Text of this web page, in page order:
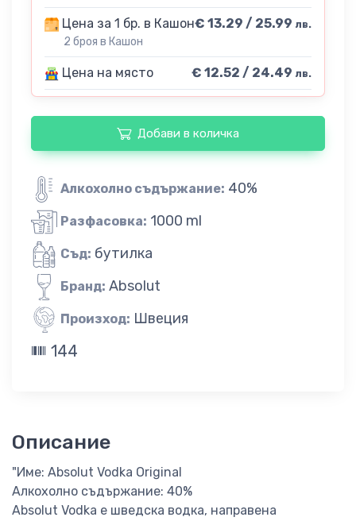
Цена за 1 бр. в Кашон
2 броя в Кашон
€ 13.29 / 25.99 лв.
Цена на място € 12.52 / 24.49 лв.
Добави в количка
Алкохолно съдържание: 40%
Разфасовка: 1000 ml
Съд: бутилка
Бранд: Absolut
Произход: Швеция
144
Описание
"Име: Absolut Vodka Original
Алкохолно съдържание: 40%
Absolut Vodka е шведска водка, направена